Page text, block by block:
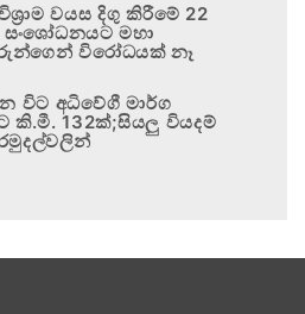
වයස දිගු කිරීමේ 22
සංශෝධනයට මහා
විරෝධයක් නෑ
විට අධිවේගී මාර්ග
කි.මී. 132ක්;සියලු වියදම්